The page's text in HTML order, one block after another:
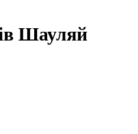
Шауляй